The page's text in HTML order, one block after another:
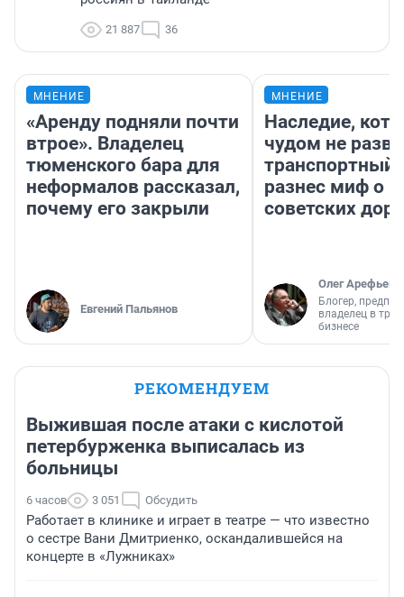
21 887 36
МНЕНИЕ
«Аренду подняли почти
втрое». Владелец
тюменского бара для
неформалов рассказал,
почему его закрыли
Евгений Пальянов
МНЕНИЕ
Наследие,
чудом не
транспортный
разнес миф о
советских
Олег Арефьев
Блогер,
владелец в
бизнесе
РЕКОМЕНДУЕМ
Выжившая после атаки с кислотой
петербурженка выписалась из
больницы
6 часов 3 051 Обсудить
Работает в клинике и играет в театре — что известно
о сестре Вани Дмитриенко, оскандалившейся на
концерте в «Лужниках»